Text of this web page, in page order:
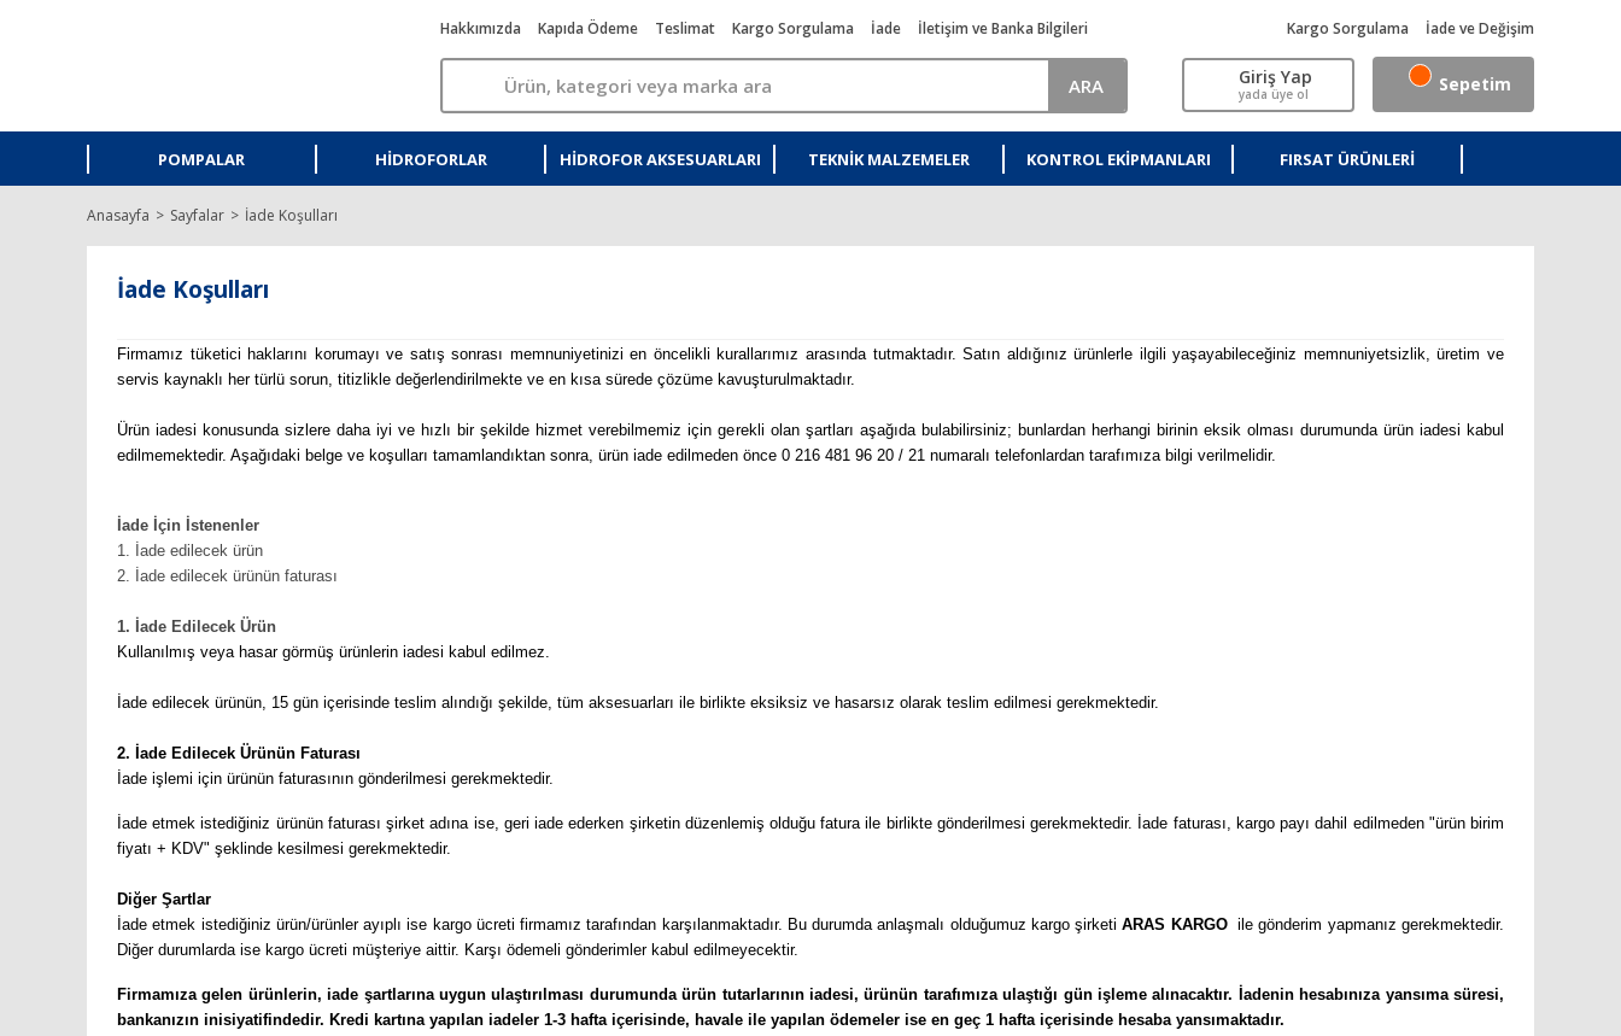
Hakkımızda Kapıda Ödeme Teslimat Kargo Sorgulama İade İletişim ve Banka Bilgileri
ARA
Kargo Sorgulama İade ve Değişim
Giriş Yap
yada üye ol Sepetim
POMPALAR HIDROFORLAR HIDROFOR AKSESUARLARI TEKNIK MALZEMELER KONTROL EKIPMANLARI FIRSAT ÜRÜNLERI
Anasayfa Sayfalar İade Koşulları
İade Koşulları
Firmamız tüketici haklarını korumayı ve satış sonrası memnuniyetinizi en öncelikli kurallarımız arasında tutmaktadır. Satın aldığınız ürünlerle ilgili yaşayabileceğiniz memnuniyetsizlik, üretim ve
servis kaynaklı her türlü sorun, titizlikle değerlendirilmekte ve en kısa sürede çözüme kavuşturulmaktadır.
Ürün iadesi konusunda sizlere daha iyi ve hızlı bir şekilde hizmet verebilmemiz için gerekli olan şartları aşağıda bulabilirsiniz; bunlardan herhangi birinin eksik olması durumunda ürün iadesi kabul
edilmemektedir. Aşağıdaki belge ve koşulları tamamlandıktan sonra, ürün iade edilmeden önce 0 216 481 96 20 / 21 numaralı telefonlardan tarafımıza bilgi verilmelidir.
İade İçin İstenenler
1. İade edilecek ürün
2. İade edilecek ürünün faturası
1. İade Edilecek Ürün
Kullanılmış veya hasar görmüş ürünlerin iadesi kabul edilmez.
İade edilecek ürünün, 15 gün içerisinde teslim alındığı şekilde, tüm aksesuarları ile birlikte eksiksiz ve hasarsız olarak teslim edilmesi gerekmektedir.
2. İade Edilecek Ürünün Faturası
İade işlemi için ürünün faturasının gönderilmesi gerekmektedir.
İade etmek istediğiniz ürünün faturası şirket adına ise, geri iade ederken şirketin düzenlemiş olduğu fatura ile birlikte gönderilmesi gerekmektedir. İade faturası, kargo payı dahil edilmeden "ürün birim
fiyatı + KDV" şeklinde kesilmesi gerekmektedir.
Diğer Şartlar
İade etmek istediğiniz ürün/ürünler ayıplı ise kargo ücreti firmamız tarafından karşılanmaktadır. Bu durumda anlaşmalı olduğumuz kargo şirketiARAS KARGOile gönderim yapmanız gerekmektedir.
Diğer durumlarda ise kargo ücreti müşteriye aittir. Karşı ödemeli gönderimler kabul edilmeyecektir.
Firmamıza gelen ürünlerin, iade şartlarına uygun ulaştırılması durumunda ürün tutarlarının iadesi, ürünün tarafımıza ulaştığı gün işleme alınacaktır. İadenin hesabınıza yansıma süresi,
bankanızın inisiyatifindedir. Kredi kartına yapılan iadeler 1-3 hafta içerisinde, havale ile yapılan ödemeler ise en geç 1 hafta içerisinde hesaba yansımaktadır.